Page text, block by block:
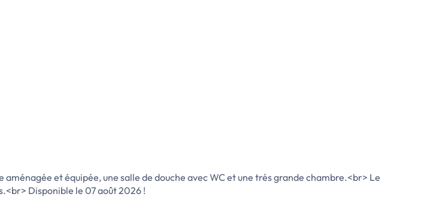
et équipée, une salle de douche avec WC et une trés grande chambre.<br> Le
Disponible le 07 août 2026 !